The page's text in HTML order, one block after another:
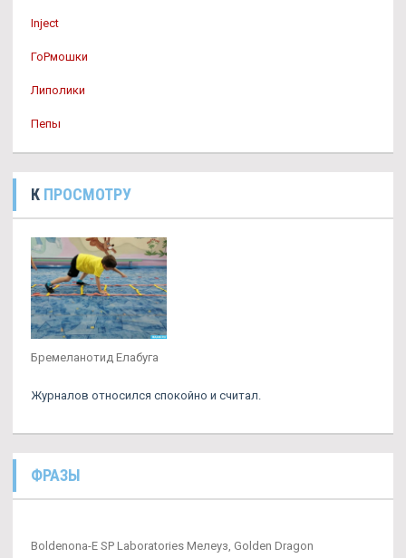
Inject
ГоРмошки
Липолики
Пепы
К ПРОСМОТРУ
Бремеланотид Елабуга
Журналов относился спокойно и считал.
ФРАЗЫ
Boldenona-E SP Laboratories Мелеуз, Golden Dragon